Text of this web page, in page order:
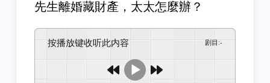
先生離婚藏財產，太太怎麼辦？
按播放键收听此内容 剧目 :-